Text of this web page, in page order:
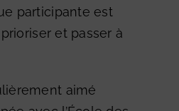
participante est
et passer à
aimé